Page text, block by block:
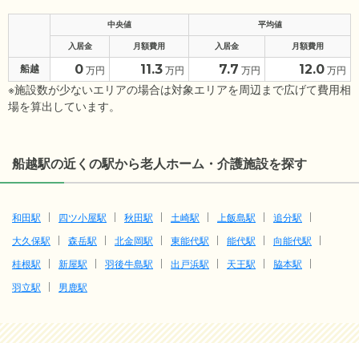
中央値 平均値
入居金 月額費用 入居金 月額費用
船越 0 万円 11.3 万円 7.7 万円 12.0 万円
※施設数が少ないエリアの場合は対象エリアを周辺まで広げて費用相
場を算出しています。
船越駅の近くの駅から老人ホーム・介護施設を探す
和田駅 四ツ小屋駅 秋田駅 土崎駅 上飯島駅
追分駅
大久保駅
森岳駅 北金岡駅 東能代駅 能代駅
向能代駅
桂根駅
新屋駅 羽後牛島駅 出戸浜駅 天王駅
脇本駅
羽立駅
男鹿駅